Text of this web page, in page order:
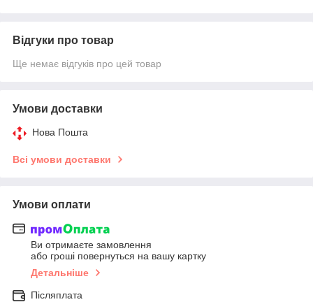
Відгуки про товар
Ще немає відгуків про цей товар
Умови доставки
Нова Пошта
Всі умови доставки
Умови оплати
Ви отримаєте замовлення
або гроші повернуться на вашу картку
Детальніше
Післяплата